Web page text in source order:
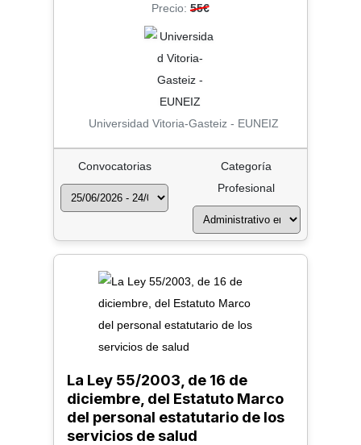
Precio: 55€
Universidad Vitoria-Gasteiz - EUNEIZ
Convocatorias
Categoría
Profesional
La Ley 55/2003, de 16 de
diciembre, del Estatuto Marco
del personal estatutario de los
servicios de salud